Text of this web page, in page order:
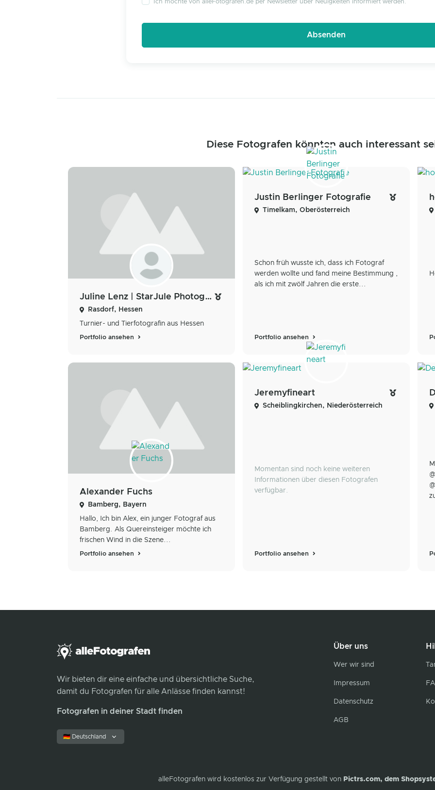
Ich möchte von alleFotografen.de per Newsletter über Neuigkeiten informiert werden.
Diese Fotografen könnten auch interessant
Juline Lenz | StarJule Photography
Rasdorf, Hessen
Turnier- und Tierfotografin aus Hessen
Portfolio ansehen
Justin Berlinger Fotografie
Timelkam, Oberösterreich
Schon früh wusste ich, dass ich Fotograf
werden wollte und fand meine Bestimmung ,
als ich mit zwölf Jahren die erste...
Portfolio ansehen
Alexander Fuchs
Bamberg, Bayern
Hallo, Ich bin Alex, ein junger Fotograf aus
Bamberg. Als Quereinsteiger möchte ich
frischen Wind in die Szene...
Portfolio ansehen
Jeremyfineart
Scheiblingkirchen, Niederösterreich
Momentan sind noch keine weiteren
Informationen über diesen Fotografen
verfügbar.
Portfolio ansehen
Wir bieten dir eine einfache und übersichtliche Suche,
damit du Fotografen für alle Anlässe finden kannst!
Fotografen in deiner Stadt finden
🇩🇪 Deutschland
Über uns
Wer wir sind
Impressum
Datenschutz
AGB
alleFotografen wird kostenlos zur Verfügung gestellt von Pictrs.com, dem